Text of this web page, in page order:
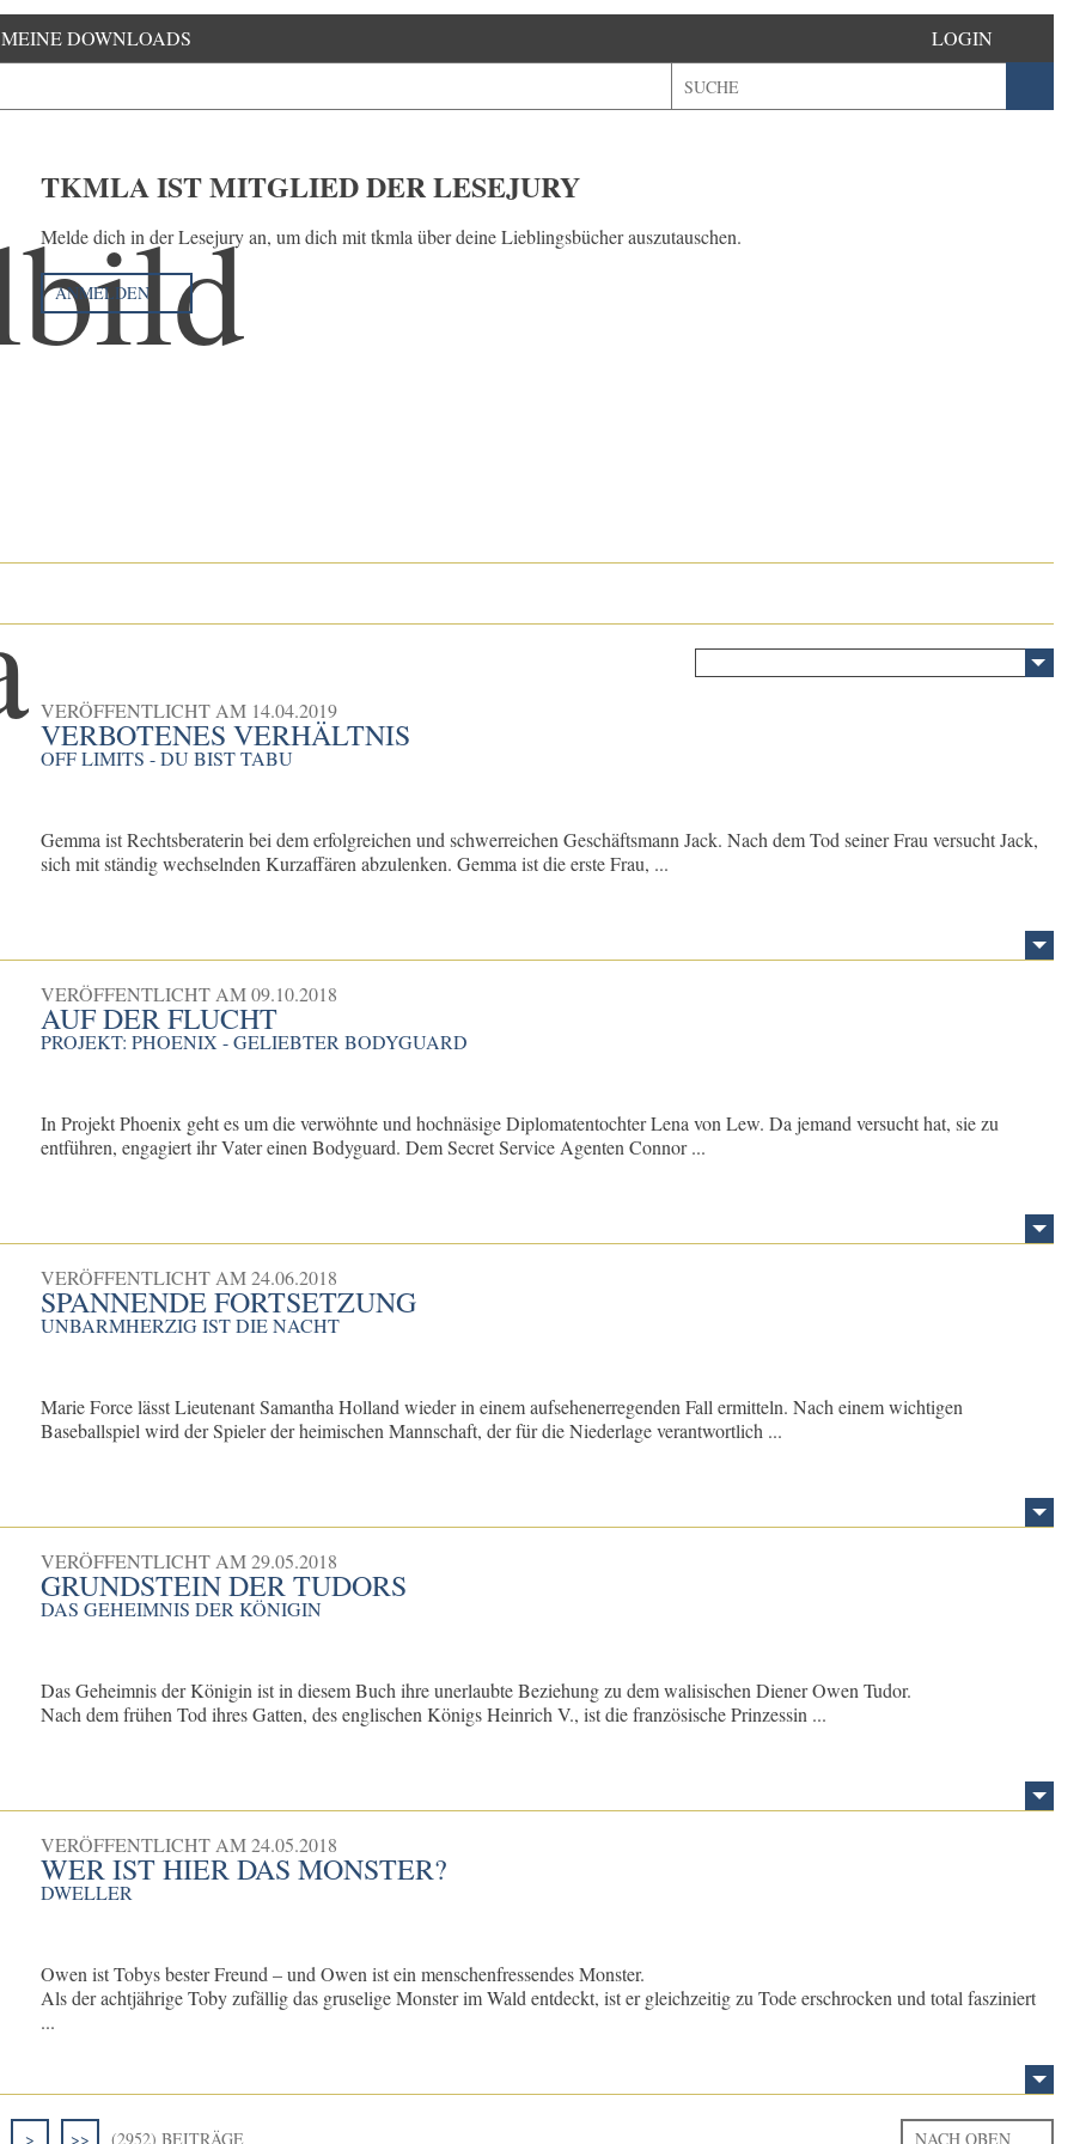
MEINE DOWNLOADS LOGIN
TKMLA IST MITGLIED DER LESEJURY
Melde dich in der Lesejury an, um dich mit tkmla über deine Lieblingsbücher auszutauschen.
ANMELDEN
VERÖFFENTLICHT AM 14.04.2019
VERBOTENES VERHÄLTNIS
OFF LIMITS - DU BIST TABU
Gemma ist Rechtsberaterin bei dem erfolgreichen und schwerreichen Geschäftsmann Jack. Nach dem Tod seiner Frau versucht Jack,
sich mit ständig wechselnden Kurzaffären abzulenken. Gemma ist die erste Frau, ...
VERÖFFENTLICHT AM09.10.2018
AUF DER FLUCHT
PROJEKT: PHOENIX - GELIEBTER BODYGUARD
In Projekt Phoenix geht es um die verwöhnte und hochnäsige Diplomatentochter Lena von Lew. Da jemand versucht hat, sie zu
entführen, engagiert ihr Vater einen Bodyguard. Dem Secret Service Agenten Connor ...
VERÖFFENTLICHT AM24.06.2018
SPANNENDE FORTSETZUNG
UNBARMHERZIG IST DIE NACHT
Marie Force lässt Lieutenant Samantha Holland wieder in einem aufsehenerregenden Fall ermitteln. Nach einem wichtigen
Baseballspiel wird der Spieler der heimischen Mannschaft, der für die Niederlage verantwortlich ...
VERÖFFENTLICHT AM29.05.2018
GRUNDSTEIN DER TUDORS
DAS GEHEIMNIS DER KÖNIGIN
Das Geheimnis der Königin ist in diesem Buch ihre unerlaubte Beziehung zu dem walisischen Diener Owen Tudor.
Nach dem frühen Tod ihres Gatten, des englischen Königs Heinrich V., ist die französische Prinzessin ...
VERÖFFENTLICHT AM24.05.2018
WER IST HIER DAS MONSTER?
DWELLER
Owen ist Tobys bester Freund – und Owen ist ein menschenfressendes Monster.
Als der achtjährige Toby zufällig das gruselige Monster im Wald entdeckt, ist er gleichzeitig zu Tode erschrocken und total fasziniert
...
> >> (2952) BEITRÄGE NACH OBEN